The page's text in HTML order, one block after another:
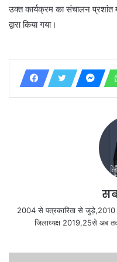
उक्त कार्यक्रम का संचालन प्रशांत
द्वारा किया गया।
2004 से पत्रकारिता से
जिलाध्यक्ष 2019,25से अब